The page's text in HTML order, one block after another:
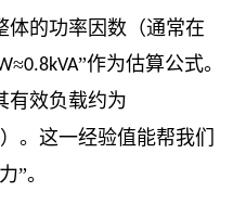
体的功率因数（通常在
≈0.8kVA”作为估算公式。
有效负载约为
）。这一经验值能帮我们
”。